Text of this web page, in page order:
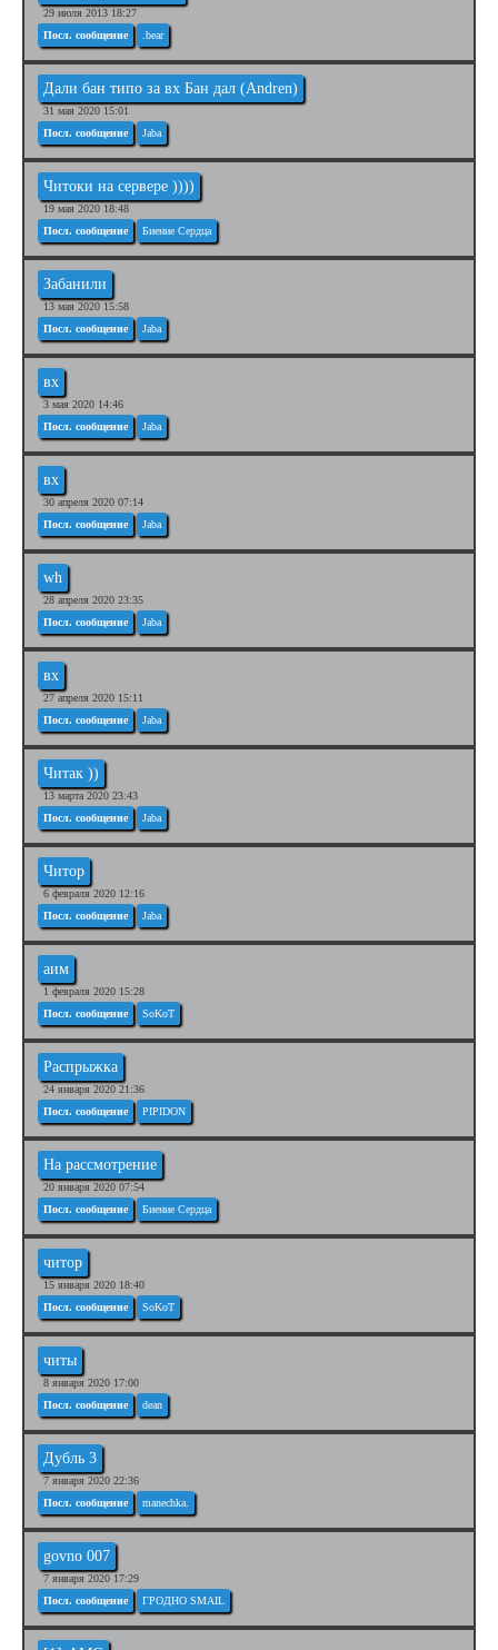
29 июля 2013 18:27
Посл. сообщение
.bear
Дали бан типо за вх Бан дал (Andren)
31 мая 2020 15:01
Посл. сообщение
Jaba
Читоки на сервере ))))
19 мая 2020 18:48
Посл. сообщение
Биение Сердца
Забанили
13 мая 2020 15:58
Посл. сообщение
Jaba
вх
3 мая 2020 14:46
Посл. сообщение
Jaba
вх
30 апреля 2020 07:14
Посл. сообщение
Jaba
wh
28 апреля 2020 23:35
Посл. сообщение
Jaba
вх
27 апреля 2020 15:11
Посл. сообщение
Jaba
Читак ))
13 марта 2020 23:43
Посл. сообщение
Jaba
Читор
6 февраля 2020 12:16
Посл. сообщение
Jaba
аим
1 февраля 2020 15:28
Посл. сообщение
SoKoT
Распрыжка
24 января 2020 21:36
Посл. сообщение
PIPIDON
На рассмотрение
20 января 2020 07:54
Посл. сообщение
Биение Сердца
читор
15 января 2020 18:40
Посл. сообщение
SoKoT
читы
8 января 2020 17:00
Посл. сообщение
dean
Дубль 3
7 января 2020 22:36
Посл. сообщение
manechka.
govno 007
7 января 2020 17:29
Посл. сообщение
ГРОДНО SMAIL